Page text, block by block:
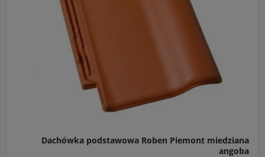
Idealny do:
Tworzenia kompletnych systemów
dachowych wraz z akcesoriami ceramicznymi Röben w
kolorze miedzianej angoby.
Kluczowa cecha:
przesuwu na zamkach (aż 38 mm), ułatwiająca
perfekcyjne rozplanowanie łat na połaci.
Dachówka podstawowa Roben Piemont miedziana
angoba